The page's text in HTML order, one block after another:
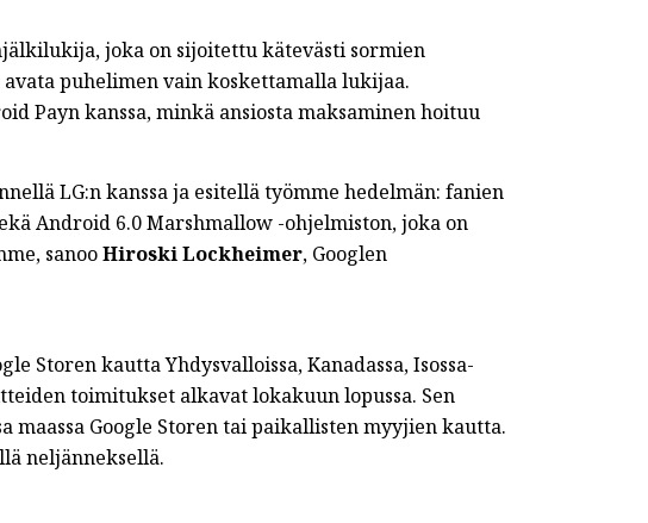
joka on sijoitettu kätevästi sormien
puhelimen vain koskettamalla lukijaa.
Payn kanssa, minkä ansiosta maksaminen hoituu
LG:n kanssa ja esitellä työmme hedelmän: fanien
Android 6.0 Marshmallow -ohjelmiston, joka on
sanooHiroski Lockheimer, Googlen
Storen kautta Yhdysvalloissa, Kanadassa, Isossa-
toimitukset alkavat lokakuun lopussa. Sen
maassa Google Storen tai paikallisten myyjien kautta.
neljänneksellä.